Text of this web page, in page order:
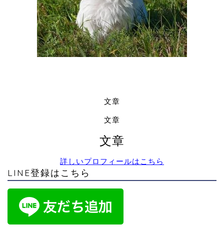
文章
文章
文章
詳しいプロフィールはこちら
LINE登録はこちら